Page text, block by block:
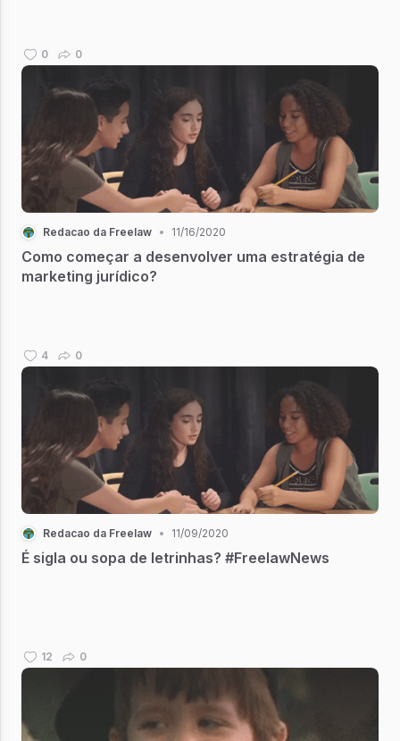
0 0
Redacao da Freelaw • 11/16/2020
Como começar a desenvolver uma estratégia de
marketing jurídico?
4 0
Redacao da Freelaw • 11/09/2020
É sigla ou sopa de letrinhas? #FreelawNews
12 0